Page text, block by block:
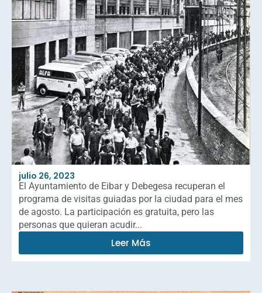
julio 26, 2023
El Ayuntamiento de Eibar y Debegesa recuperan el
programa de visitas guiadas por la ciudad para el mes
de agosto. La participación es gratuita, pero las
personas que quieran acudir...
Leer Más